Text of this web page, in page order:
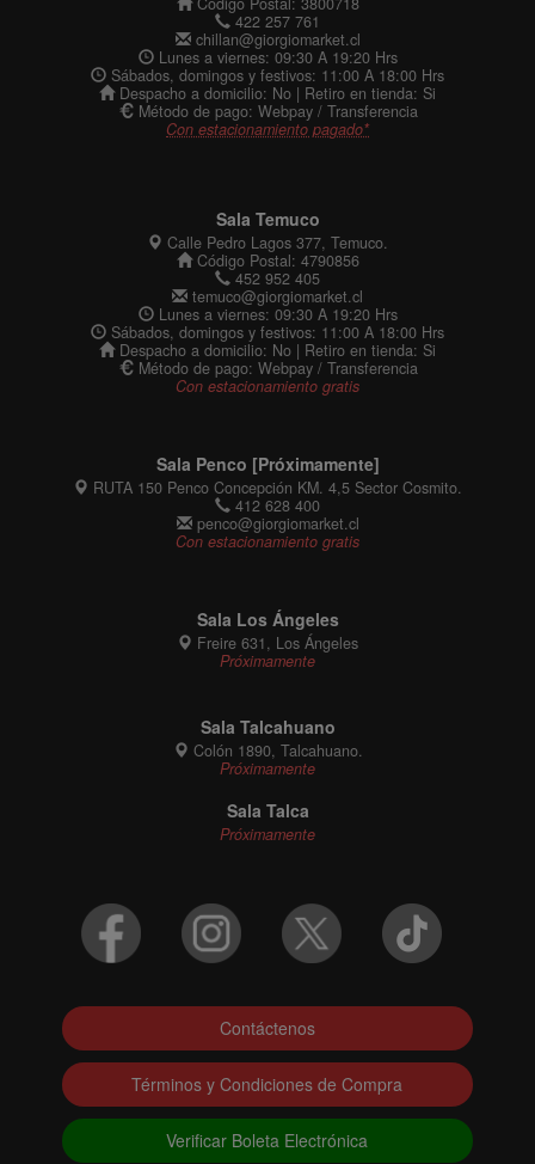
422 257 761
chillan@giorgiomarket.cl
Lunes a viernes: 09:30 A 19:20 Hrs
Sábados, domingos y festivos: 11:00 A 18:00 Hrs
Despacho a domicilio: No | Retiro en tienda: Si
Método de pago: Webpay / Transferencia
Con estacionamiento pagado*
Sala Temuco
Calle Pedro Lagos 377, Temuco.
Código Postal: 4790856
452 952 405
temuco@giorgiomarket.cl
Lunes a viernes: 09:30 A 19:20 Hrs
Sábados, domingos y festivos: 11:00 A 18:00 Hrs
Despacho a domicilio: No | Retiro en tienda: Si
Método de pago: Webpay / Transferencia
Con estacionamiento gratis
Sala Penco [Próximamente]
RUTA 150 Penco Concepción KM. 4,5 Sector Cosmito.
412 628 400
penco@giorgiomarket.cl
Con estacionamiento gratis
Sala Los Ángeles
Freire 631, Los Ángeles
Próximamente
Sala Talcahuano
Colón 1890, Talcahuano.
Próximamente
Sala Talca
Próximamente
Contáctenos
Términos y Condiciones de Compra
Verificar Boleta Electrónica